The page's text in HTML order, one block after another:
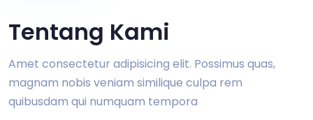
Tentang Kami
Amet consectetur adipisicing elit. Possimus quas,
magnam nobis veniam similique culpa rem
quibusdam qui numquam tempora